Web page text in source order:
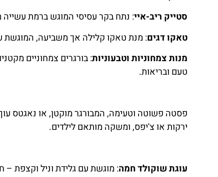
סטייק ריב-איי: נתח בקר עסיסי המוגש ברמת עשייה
טאקו דגים: מנת טאקו קלילה אך משביעה, המוגשת
מנות צמחוניות וטבעוניות: בורגרים צמחוניים
טעם ובריאות.
פסטה פשוטה וטעימה, המבורגר מוקטן, או נאגטס
ירקות או צ'יפס, ומשקה מותאם לילדים.
עוגת שוקולד חמה: מוגשת עם גלידת וניל וקצפת –